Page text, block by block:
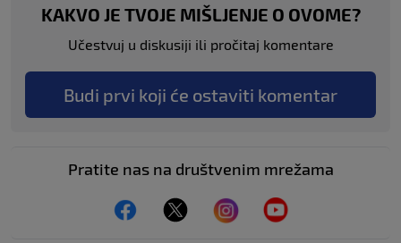
KAKVO JE TVOJE MIŠLJENJE O OVOME?
Učestvuj u diskusiji ili pročitaj komentare
Budi prvi koji će ostaviti komentar
Pratite nas na društvenim mrežama